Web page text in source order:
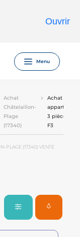
Ouvrir
Menu
Achat
Châtelaillon-
Plage
(17340)
Achat
3 pièces T3
F3
PLAGE (17340) VENTE